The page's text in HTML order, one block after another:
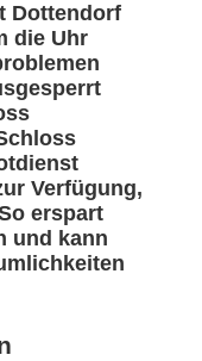
Dottendorf
die Uhr
Verfügung,
erspart
und kann